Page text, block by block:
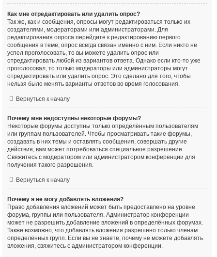
Как мне отредактировать или удалить опрос?
Так же, как и сообщения, опросы могут редактироваться только их
создателями, модераторами или администраторами. Для
редактирования опроса перейдите к редактированию первого
сообщения в теме; опрос всегда связан именно с ним. Если никто не
успел проголосовать, то вы можете удалить опрос или
отредактировать любой из вариантов ответа. Однако если кто-то уже
проголосовал, то только модераторы или администраторы могут
отредактировать или удалить опрос. Это сделано для того, чтобы
нельзя было менять варианты ответов во время голосования.
Вернуться к началу
Почему мне недоступны некоторые форумы?
Некоторые форумы доступны только определённым пользователям
или группам пользователей. Чтобы просматривать такие форумы,
создавать в них темы и оставлять сообщения, совершать другие
действия, вам может потребоваться специальное разрешение.
Свяжитесь с модератором или администратором конференции для
получения такого разрешения.
Вернуться к началу
Почему я не могу добавлять вложения?
Право добавления вложений может быть предоставлено на уровне
форума, группы или пользователя. Администратор конференции
может не разрешить добавление вложений в определённых форумах.
Также возможно, что добавлять вложения разрешено только членам
определённых групп. Если вы не знаете, почему не можете добавлять
вложения, свяжитесь с администратором конференции.